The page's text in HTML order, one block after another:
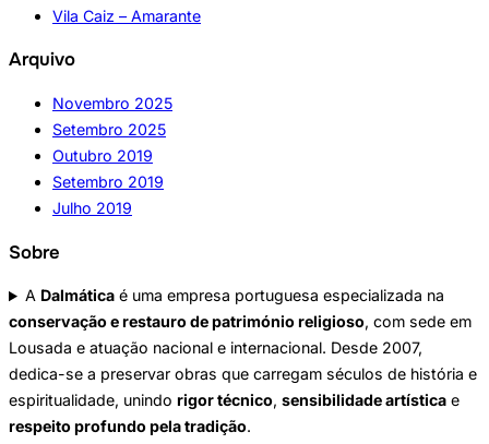
Vila Caiz – Amarante
Arquivo
Novembro 2025
Setembro 2025
Outubro 2019
Setembro 2019
Julho 2019
Sobre
A Dalmática é uma empresa portuguesa especializada na
conservação e restauro de património religioso, com sede em
Lousada e atuação nacional e internacional. Desde 2007,
dedica-se a preservar obras que carregam séculos de história e
espiritualidade, unindo rigor técnico, sensibilidade artística e
respeito profundo pela tradição.